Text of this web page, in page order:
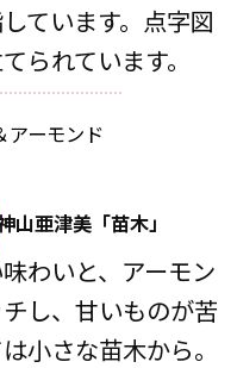
ています。点字図
られています。
アーモンド
山亜津美「苗木」
わいと、アーモン
し、甘いものが苦
小さな苗木から。